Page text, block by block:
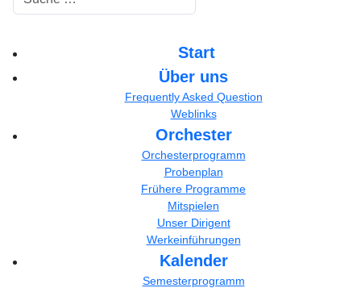
Start
Über uns
Frequently Asked Question
Weblinks
Orchester
Orchesterprogramm
Probenplan
Frühere Programme
Mitspielen
Unser Dirigent
Werkeinführungen
Kalender
Semesterprogramm